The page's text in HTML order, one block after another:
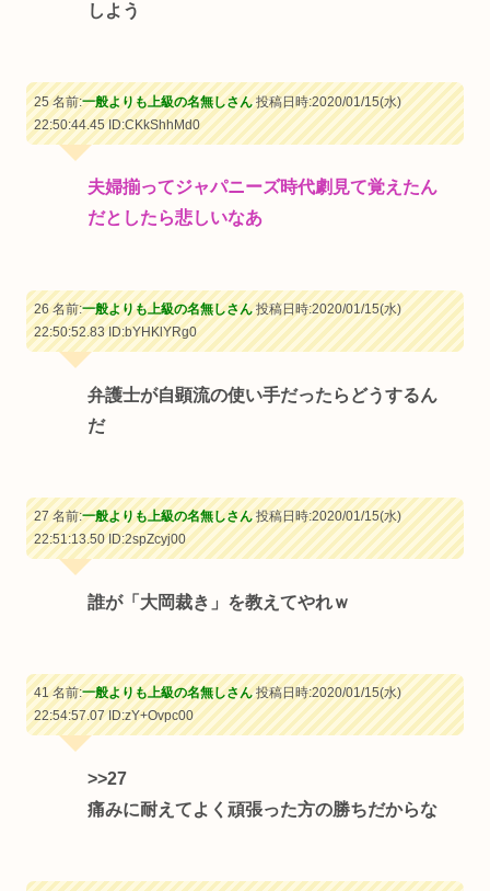
しよう
25 名前:一般よりも上級の名無しさん投稿日時:2020/01/15(水)
22:50:44.45ID:CKkShhMd0
夫婦揃ってジャパニーズ時代劇見て覚えたん
だとしたら悲しいなあ
26 名前:一般よりも上級の名無しさん投稿日時:2020/01/15(水)
22:50:52.83ID:bYHKlYRg0
弁護士が自顕流の使い手だったらどうするん
だ
27 名前:一般よりも上級の名無しさん投稿日時:2020/01/15(水)
22:51:13.50ID:2spZcyj00
誰が「大岡裁き」を教えてやれｗ
41 名前:一般よりも上級の名無しさん投稿日時:2020/01/15(水)
22:54:57.07ID:zY+Ovpc00
>>27
痛みに耐えてよく頑張った方の勝ちだからな